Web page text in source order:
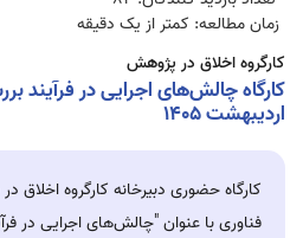
زمان مطالعه: کمتر از یک دقیقه
کارگروه اخلاق در پژوهش
اردیبهشت 1405
کارگاه حضوری دبیرخانه کارگروه
فناوری با عنوان "چالش‌های اجرایی در